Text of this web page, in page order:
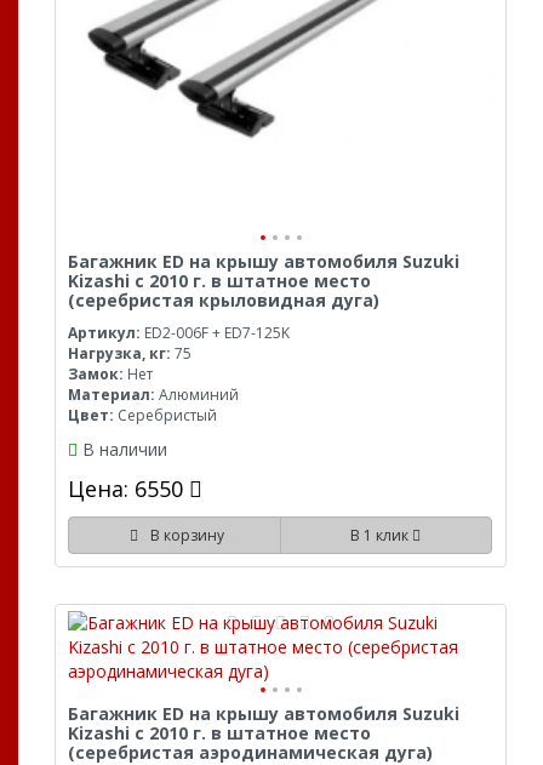
Багажник ED на крышу автомобиля Suzuki
Kizashi с 2010 г. в штатное место
(серебристая крыловидная дуга)
Артикул: ED2-006F + ED7-125K
Нагрузка, кг: 75
Замок: Нет
Материал: Алюминий
Цвет: Серебристый
В наличии
Цена: 6550
В корзину В 1 клик
Багажник ED на крышу автомобиля Suzuki
Kizashi с 2010 г. в штатное место
(серебристая аэродинамическая дуга)